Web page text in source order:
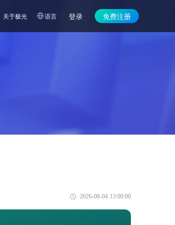
关于极光 语言 登录 免费注册
2026-08-04 13:00:00